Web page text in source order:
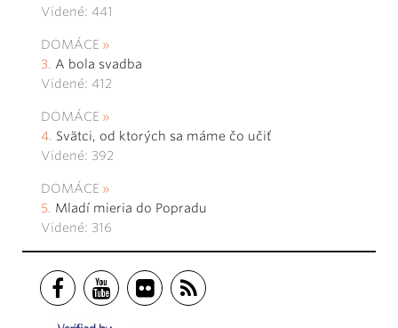
Videné: 441
DOMÁCE
A bola svadba
Videné: 412
DOMÁCE
Svätci, od ktorých sa máme čo učiť
Videné: 392
DOMÁCE
Mladí mieria do Popradu
Videné: 316